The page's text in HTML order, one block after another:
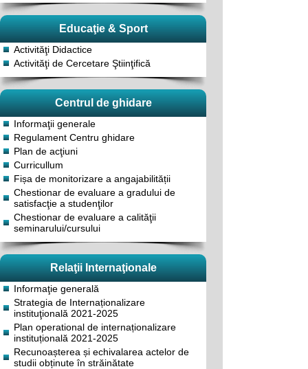
Educaţie & Sport
Activităţi Didactice
Activităţi de Cercetare Ştiinţifică
Centrul de ghidare
Informaţii generale
Regulament Centru ghidare
Plan de acţiuni
Curricullum
Fișa de monitorizare a angajabilității
Chestionar de evaluare a gradului de
satisfacţie a studenţilor
Chestionar de evaluare a calităţii
seminarului/cursului
Relaţii Internaţionale
Informaţie generală
Strategia de Internaționalizare
instituţională 2021-2025
Plan operational de internaționalizare
instituțională 2021-2025
Recunoașterea și echivalarea actelor de
studii obținute în străinătate